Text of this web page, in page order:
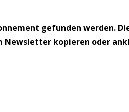
gefunden werden.
Newsletter kopieren oder